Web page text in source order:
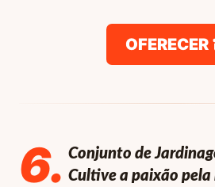
OFERECER
6. Conjunto de
Cultive a paixão